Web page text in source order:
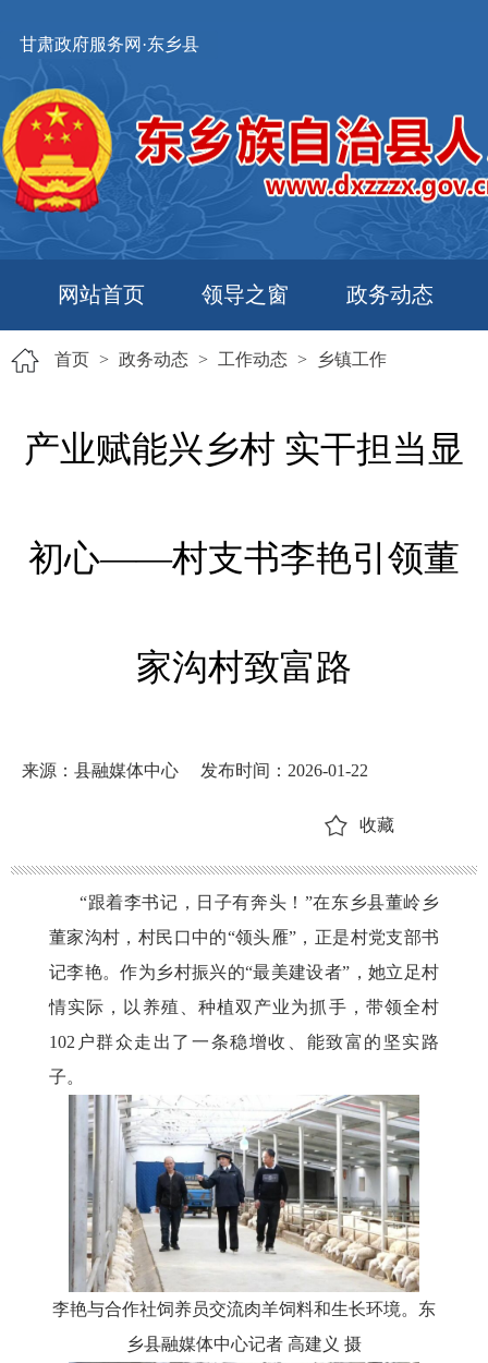
甘肃政府服务网·东乡县
网站首页 领导之窗 政务动态
首页 > 政务动态 > 工作动态 > 乡镇工作
产业赋能兴乡村 实干担当显
初心——村支书李艳引领董
家沟村致富路
来源：县融媒体中心 发布时间：2026-01-22
收藏
“跟着李书记，日子有奔头！”在东乡县董岭乡
董家沟村，村民口中的“领头雁”，正是村党支部书
记李艳。作为乡村振兴的“最美建设者”，她立足村
情实际，以养殖、种植双产业为抓手，带领全村
102户群众走出了一条稳增收、能致富的坚实路
子。
李艳与合作社饲养员交流肉羊饲料和生长环境。东
乡县融媒体中心记者 高建义 摄